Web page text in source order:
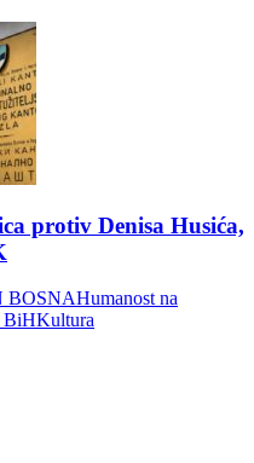
protiv Denisa Husića,
BOSNAHumanost na
BiHKultura